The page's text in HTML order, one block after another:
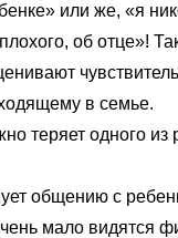
или же, «я
об отце»!
в семье.
теряет одного из
общению с
мало видятся